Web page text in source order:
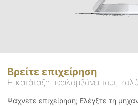
Βρείτε επιχείρηση
Η κατάταξη περιλαμβάνει τους
Ψάχνετε επιχείρηση; Ελέγξτε τη